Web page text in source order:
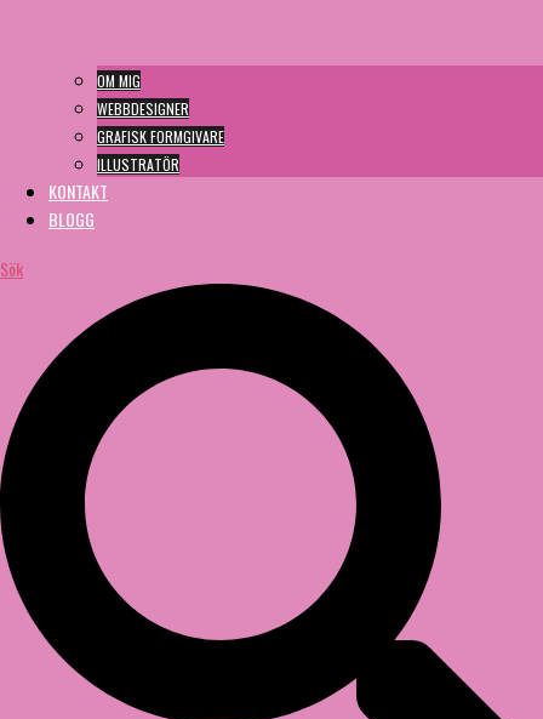
OM MIG
WEBBDESIGNER
GRAFISK FORMGIVARE
ILLUSTRATÖR
KONTAKT
BLOGG
Sök